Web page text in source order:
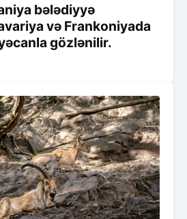
bələdiyyə
və Frankoniyada
gözlənilir.